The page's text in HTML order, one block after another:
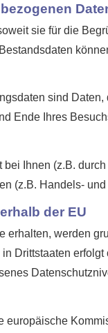
sie für die
sind
Ende Ihres
Ihnen (z.B.
(z.B. Handels-
der EU
erhalten, werden
in Drittstaaten
europäische